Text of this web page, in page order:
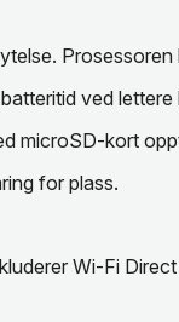
ved
microSD-kort
for plass.
Wi-Fi